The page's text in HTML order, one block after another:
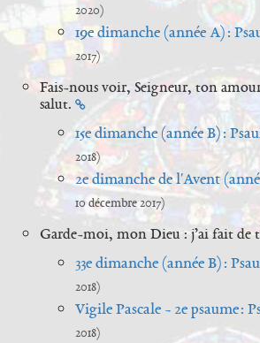
2020)
19e dimanche (année A) :
2017)
Fais-nous voir, Seigneur, ton
salut.
15e dimanche (année B) :
2018)
2e dimanche de l'Avent
10 décembre 2017)
Garde-moi, mon Dieu : j’ai fait de
33e dimanche (année B) :
2018)
Vigile Pascale - 2e psaume :
2018)